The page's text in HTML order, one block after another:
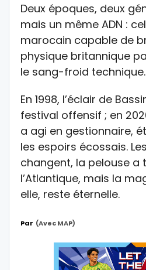
Deux époques, deux
mais un même ADN :
marocain capable de
physique britannique
le sang-froid technique.
En 1998, l’éclair de
festival offensif ; en
a agi en gestionnaire,
les espoirs écossais.
changent, la pelouse a
l’Atlantique, mais la
elle, reste éternelle.
Par (avec MAP)